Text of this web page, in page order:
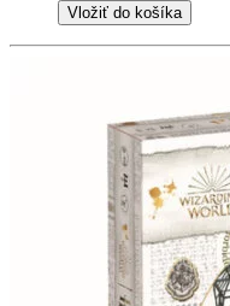
Vložiť do košíka